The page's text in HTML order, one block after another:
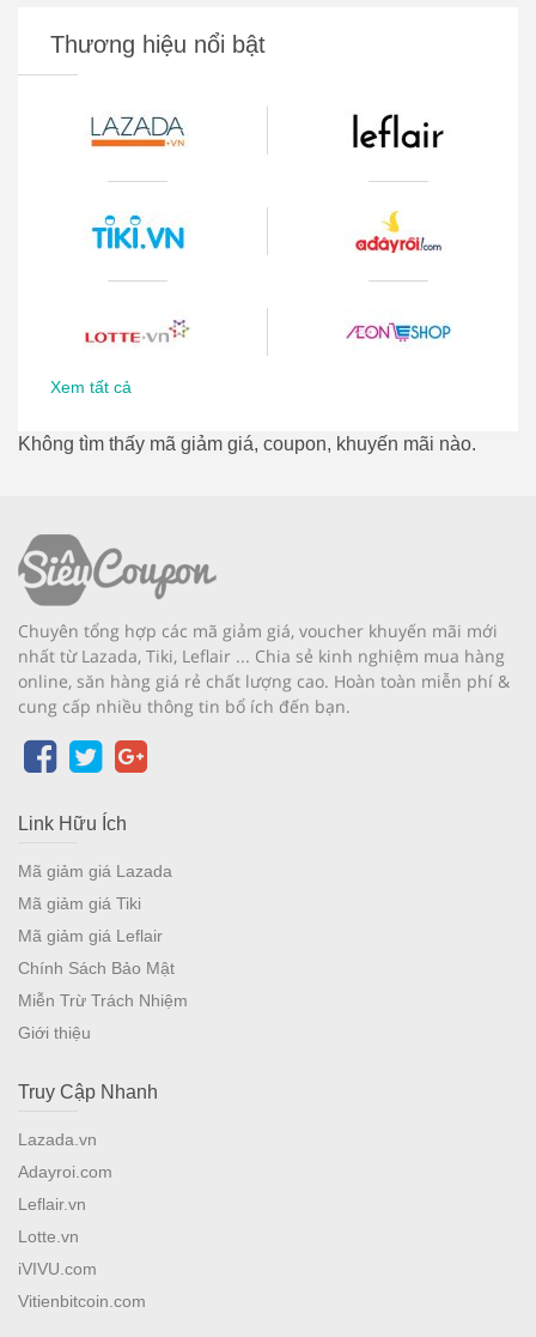
Thương hiệu nổi bật
Xem tất cả
Không tìm thấy mã giảm giá, coupon, khuyến mãi nào.
Chuyên tổng hợp các mã giảm giá, voucher khuyến mãi mới
nhất từ Lazada, Tiki, Leflair ... Chia sẻ kinh nghiệm mua hàng
online, săn hàng giá rẻ chất lượng cao. Hoàn toàn miễn phí &
cung cấp nhiều thông tin bổ ích đến bạn.
Link Hữu Ích
Mã giảm giá Lazada
Mã giảm giá Tiki
Mã giảm giá Leflair
Chính Sách Bảo Mật
Miễn Trừ Trách Nhiệm
Giới thiệu
Truy Cập Nhanh
Lazada.vn
Adayroi.com
Leflair.vn
Lotte.vn
iVIVU.com
Vitienbitcoin.com